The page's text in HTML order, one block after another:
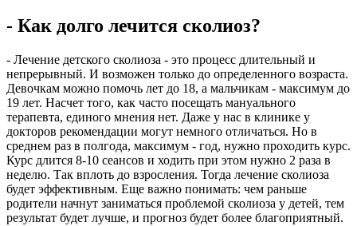
- Как долго лечится сколиоз?
- Лечение детского сколиоза - это процесс длительный и
непрерывный. И возможен только до определенного возраста.
Девочкам можно помочь лет до 18, а мальчикам - максимум до
19 лет. Насчет того, как часто посещать мануального
терапевта, единого мнения нет. Даже у нас в клинике у
докторов рекомендации могут немного отличаться. Но в
среднем раз в полгода, максимум - год, нужно проходить курс.
Курс длится 8-10 сеансов и ходить при этом нужно 2 раза в
неделю. Так вплоть до взросления. Тогда лечение сколиоза
будет эффективным. Еще важно понимать: чем раньше
родители начнут заниматься проблемой сколиоза у детей, тем
результат будет лучше, и прогноз будет более благоприятный.